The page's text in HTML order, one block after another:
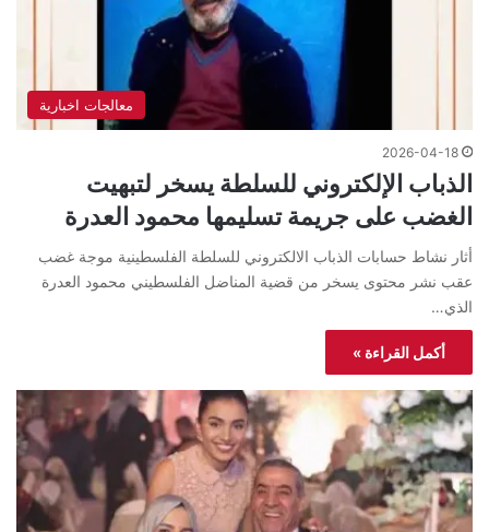
معالجات اخبارية
2026-04-18
الذباب الإلكتروني للسلطة يسخر لتبهيت
الغضب على جريمة تسليمها محمود العدرة
أثار نشاط حسابات الذباب الالكتروني للسلطة الفلسطينية موجة غضب
عقب نشر محتوى يسخر من قضية المناضل الفلسطيني محمود العدرة
الذي…
أكمل القراءة »